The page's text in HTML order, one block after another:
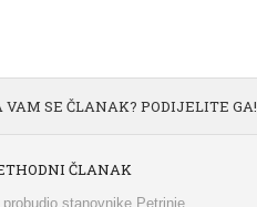
SE ČLANAK? PODIJELITE GA!
ČLANAK
probudio stanovnike Petrinje